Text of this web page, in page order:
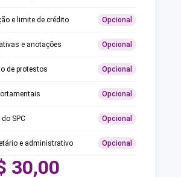
e limite de crédito Opcional
e anotações Opcional
de protestos Opcional
Opcional
SPC Opcional
e administrativo Opcional
30,00